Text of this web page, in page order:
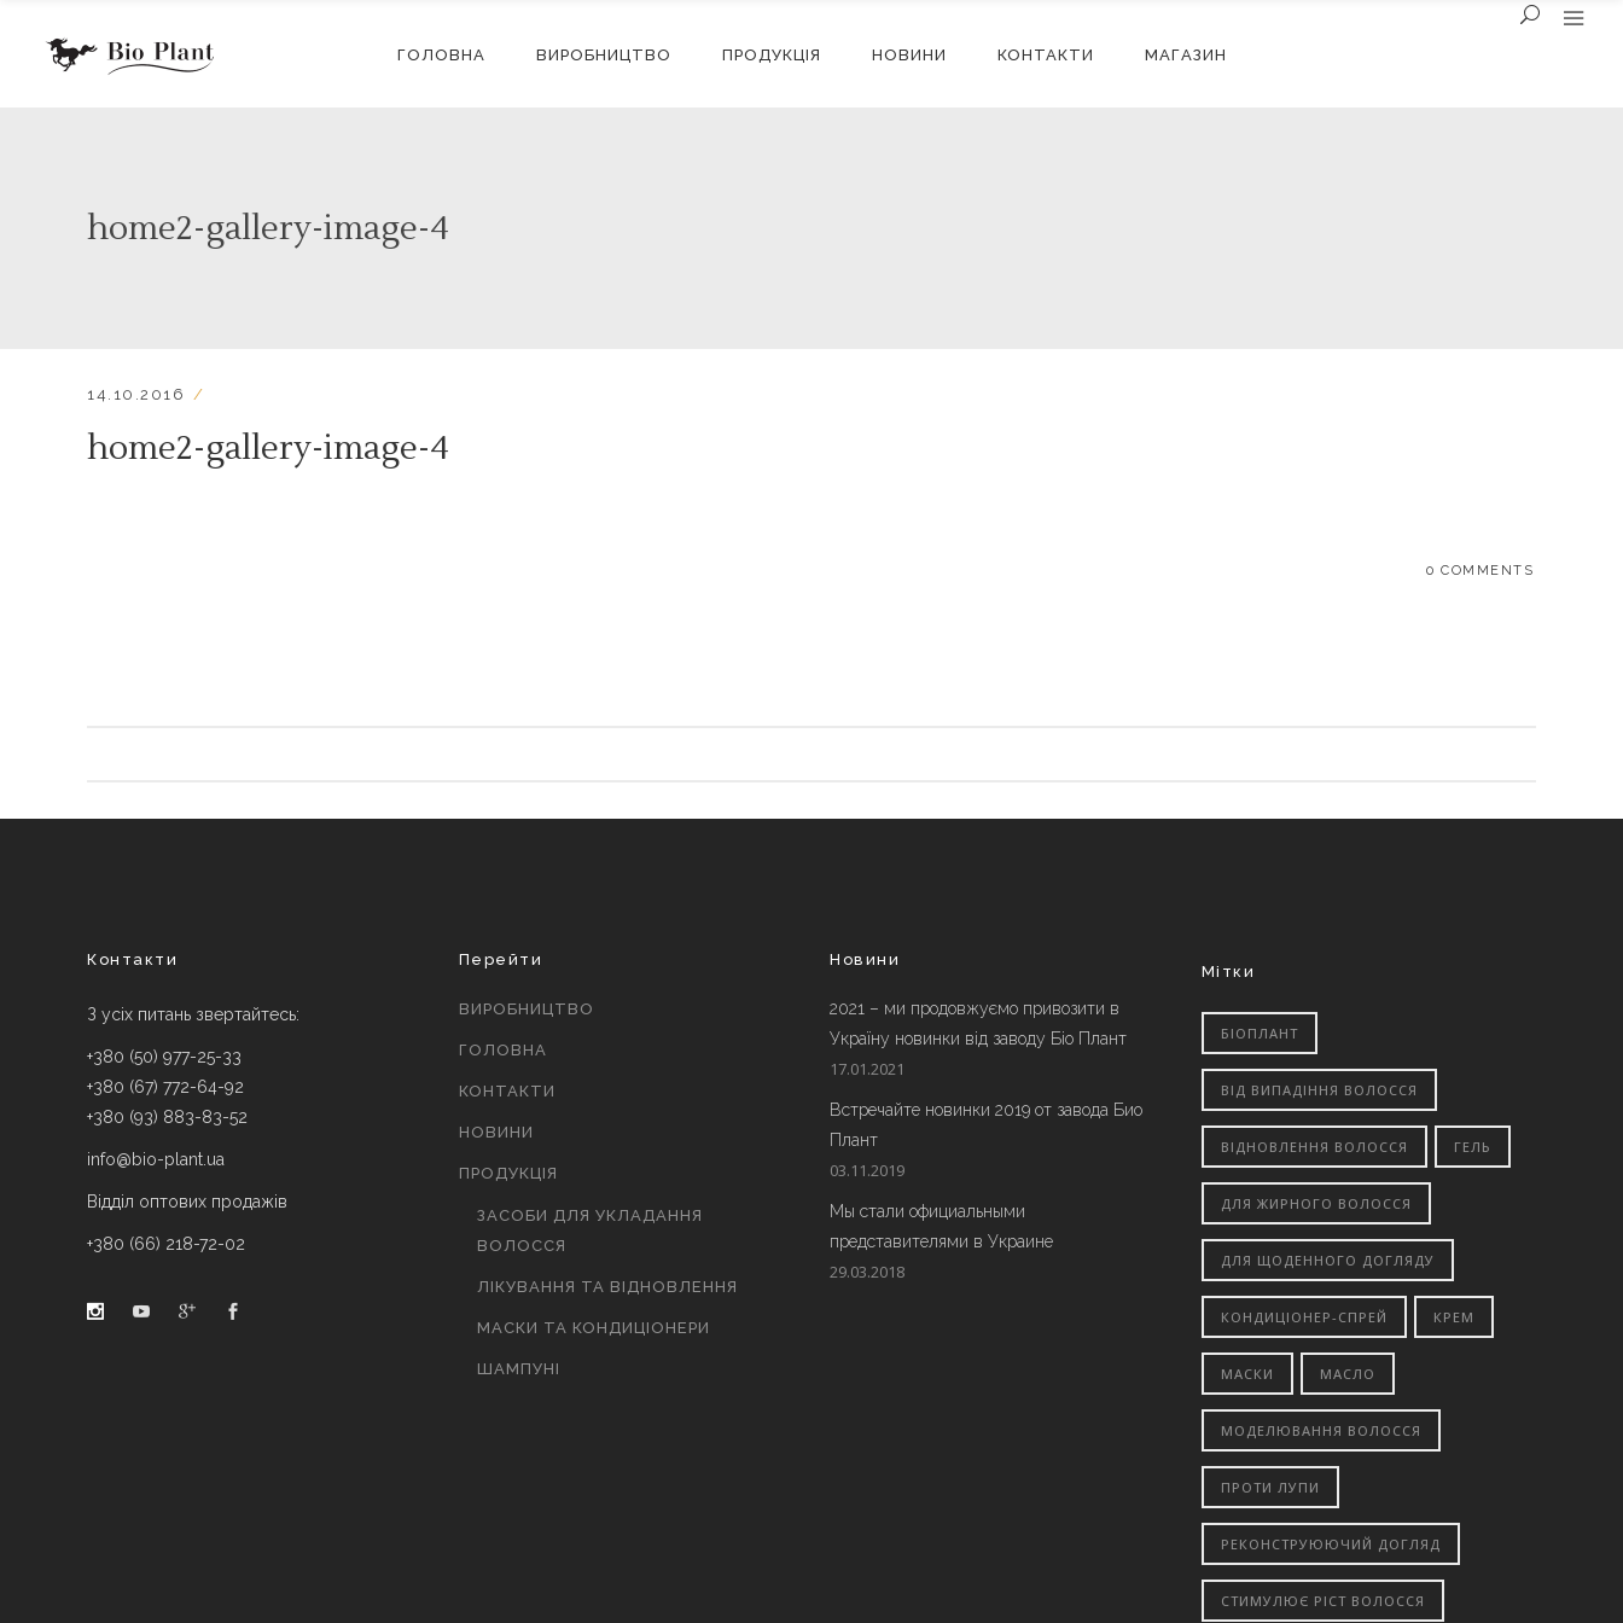
ГОЛОВНА ВИРОБНИЦТВО ПРОДУКЦІЯ НОВИНИ КОНТАКТИ МАГАЗИН
home2-gallery-image-4
14.10.2016
home2-gallery-image-4
0 COMMENTS
Контакти
З усіх питань звертайтесь:
+380 (50) 977-25-33
+380 (67) 772-64-92
+380 (93) 883-83-52
info@bio-plant.ua
Відділ оптових продажів
+380 (66) 218-72-02
Перейти
ВИРОБНИЦТВО
ГОЛОВНА
КОНТАКТИ
НОВИНИ
ПРОДУКЦІЯ
ЗАСОБИ ДЛЯ УКЛАДАННЯ
ВОЛОССЯ
ЛІКУВАННЯ ТА ВІДНОВЛЕННЯ
МАСКИ ТА КОНДИЦІОНЕРИ
ШАМПУНІ
Новини
2021 – ми продовжуємо привозити в
Україну новинки від заводу Біо Плант
17.01.2021
Встречайте новинки 2019 от завода Био
Плант
03.11.2019
Мы стали официальными
представителями в Украине
29.03.2018
Мітки
БІОПЛАНТ
ВІД ВИПАДІННЯ ВОЛОССЯ
ВІДНОВЛЕННЯ ВОЛОССЯ ГЕЛЬ
ДЛЯ ЖИРНОГО ВОЛОССЯ
ДЛЯ ЩОДЕННОГО ДОГЛЯДУ
КОНДИЦІОНЕР-СПРЕЙ КРЕМ
МАСКИ МАСЛО
МОДЕЛЮВАННЯ ВОЛОССЯ
ПРОТИ ЛУПИ
РЕКОНСТРУЮЮЧИЙ ДОГЛЯД
СТИМУЛЮЄ РІСТ ВОЛОССЯ